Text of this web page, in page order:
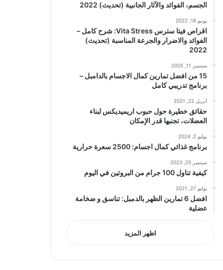
الجسم، الفوائد والآثار الجانبية (تحديث) 2022
يونيو 16, 2022
اقراص فيتا سترس Vita Stress: شرح كامل –
الفوائد والاضرار والجرعة المناسبة (تحديث)
2022
سبتمبر 11, 2025
15 من افضل تمارين كمال الاجسام بالدامبل –
برنامج تدريبي كامل
أبريل 22, 2021
حقائق خطيرة حول حبوب اريميديكس لبناء
العضلات، تجنبها قدر الإمكان
يوليو 2, 2024
برنامج غذائي كمال اجسام: 2500 سعرة حرارية
سبتمبر 25, 2023
كيفية تناول 100 جرام من البروتين في اليوم
يوليو 27, 2021
افضل 6 تمارين الظهر بالدمبل: تناسق و ضخامة
عضلية
اظهر المزيد